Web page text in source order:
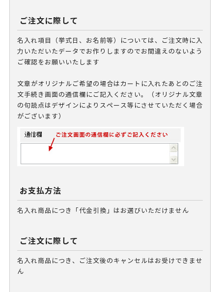
ご注文に際して
名入れ項目（挙式日、お名前等）については、ご注文時に入
力いただいたデータでお作りしますのでお間違えのないよう
ご確認をお願いいたします
文章がオリジナルご希望の場合はカートに入れたあとのご注
文手続き画面の通信欄にご記入ください。（オリジナル文章
の句読点はデザインによりスペース等にさせていただく場合
がございます）
お支払方法
名入れ商品につき「代金引換」はお選びいただけません
ご注文に際して
名入れ商品につき、ご注文後のキャンセルはお受けできませ
ん